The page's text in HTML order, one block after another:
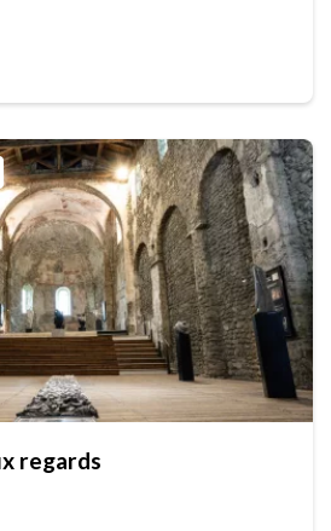
regards